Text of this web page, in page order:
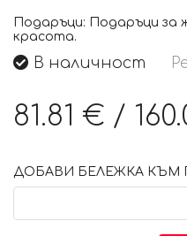
Подаръци: Подаръци за
красота.
В наличност
81.81 € /
ДОБАВИ БЕЛЕЖКА КЪМ